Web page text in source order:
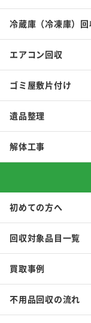
冷蔵庫（冷凍庫）回
エアコン回収
ゴミ屋敷片付け
遺品整理
解体工事
初めての方へ
回収対象品目一覧
買取事例
不用品回収の流れ